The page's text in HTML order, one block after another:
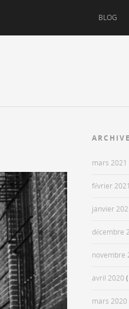
BLOG
mars 2021
février 2021
janvier
décembre
novembre
avril 2020
mars 2020